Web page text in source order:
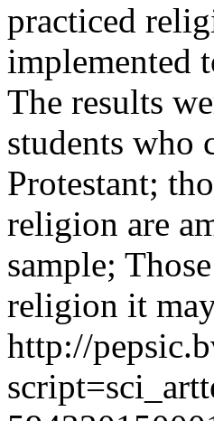
practiced
implemented
The results
students who
Protestant;
religion are
sample;
religion it
http://